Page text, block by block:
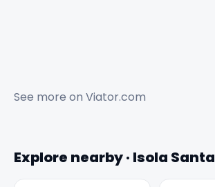
See more on Viator.com
Explore nearby · Isola Santa